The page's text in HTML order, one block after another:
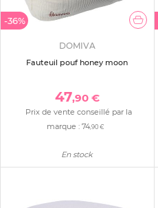
-36%
DOMIVA
Fauteuil pouf honey moon
47,90 €
Prix de vente conseillé par la
marque :74,90 €
En stock